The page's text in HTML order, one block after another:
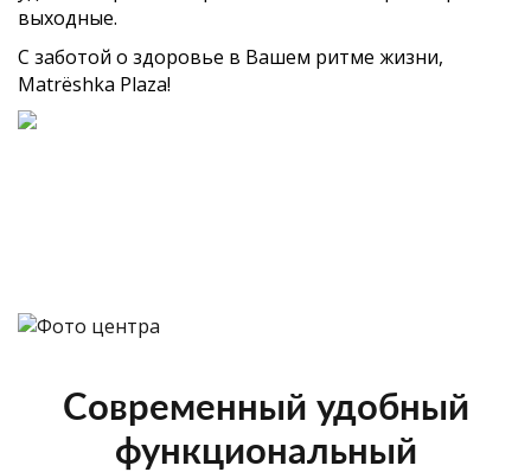
выходные.
С заботой о здоровье в Вашем ритме жизни,
Matrёshka Plaza!
Современный удобный
функциональный